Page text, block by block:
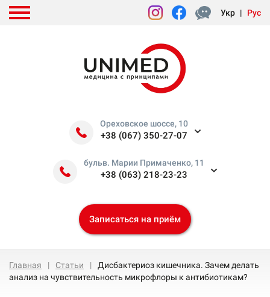
Укр | Рус
Ореховское шоссе, 10
+38 (067) 350-27-07
бульв. Марии Примаченко, 11
+38 (063) 218-23-23
Записаться на приём
Главная Статьи
Дисбактериоз кишечника. Зачем делать
анализ на чувствительность микрофлоры к антибиотикам?